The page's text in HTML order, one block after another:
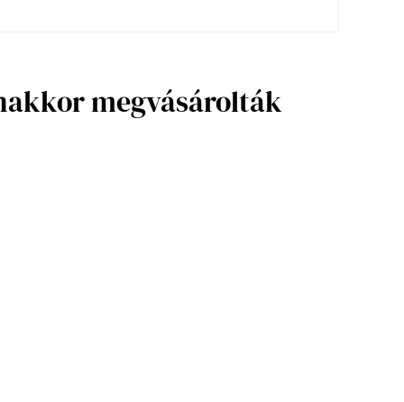
megvásárolták